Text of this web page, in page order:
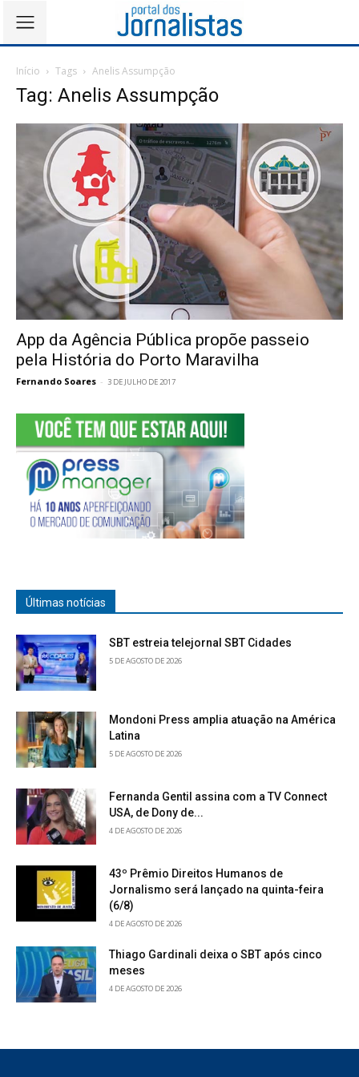
Início Tags Anelis Assumpção
Tag: Anelis Assumpção
App da Agência Pública propõe passeio
pela História do Porto Maravilha
Fernando Soares - 3 DE JULHO DE 2017
Últimas notícias
SBT estreia telejornal SBT Cidades
5 DE AGOSTO DE 2026
Mondoni Press amplia atuação na América
Latina
5 DE AGOSTO DE 2026
Fernanda Gentil assina com a TV Connect
USA, de Dony de...
4 DE AGOSTO DE 2026
43º Prêmio Direitos Humanos de
Jornalismo será lançado na quinta-feira
(6/8)
4 DE AGOSTO DE 2026
Thiago Gardinali deixa o SBT após cinco
meses
4 DE AGOSTO DE 2026